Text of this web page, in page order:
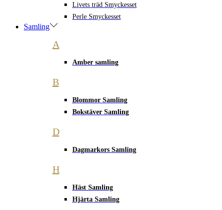
Livets träd Smyckesset
Perle Smyckesset
Samling
A
Amber samling
B
Blommor Samling
Bokstäver Samling
D
Dagmarkors Samling
H
Häst Samling
Hjärta Samling